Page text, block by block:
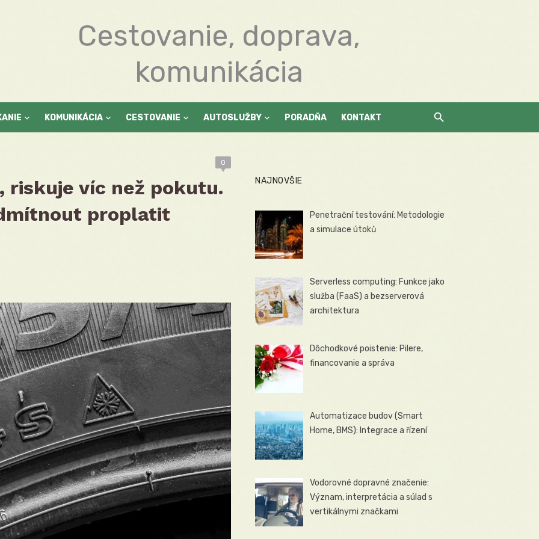
Cestovanie, doprava,
komunikácia
KOMUNIKÁCIA CESTOVANIE AUTOSLUŽBY PORADŇA KONTAKT
0
riskuje víc než pokutu.
proplatit
NAJNOVŠIE
Penetrační testování: Metodologie
a simulace útoků
Serverless computing: Funkce jako
služba (FaaS) a bezserverová
architektura
Dôchodkové poistenie: Pilere,
financovanie a správa
Automatizace budov (Smart
Home, BMS): Integrace a řízení
Vodorovné dopravné značenie:
Význam, interpretácia a súlad s
vertikálnymi značkami